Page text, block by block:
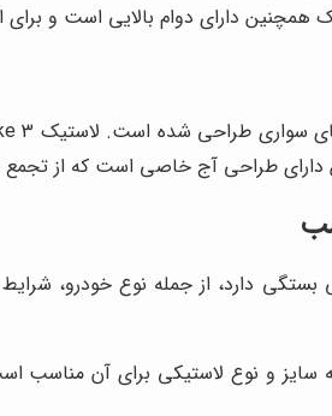
همچنین دارای دوام بالایی است و
دارای طراحی آج خاصی است که از
دارد، از جمله نوع خودرو،
و نوع لاستیکی برای آن مناسب